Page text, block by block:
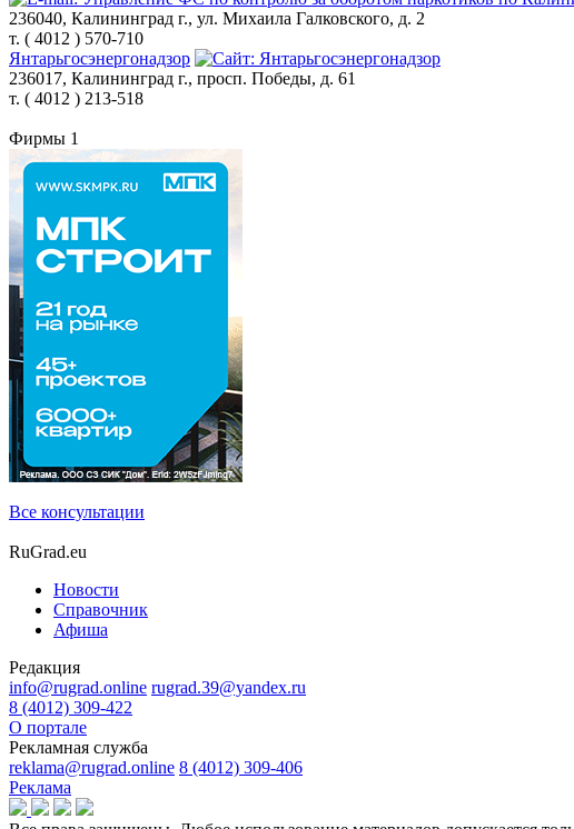
236040, Калининград г., ул. Михаила Галковского, д. 2
т. ( 4012 ) 570-710
Янтарьгосэнергонадзор
236017, Калининград г., просп. Победы, д. 61
т. ( 4012 ) 213-518
Фирмы 1
Все консультации
RuGrad.eu
Новости
Справочник
Афиша
Редакция
info@rugrad.online rugrad.39@yandex.ru
8 (4012) 309-422
О портале
Рекламная служба
reklama@rugrad.online 8 (4012) 309-406
Реклама